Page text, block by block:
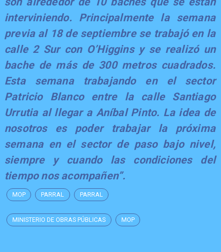
interviniendo. Principalmente la semana
previa al 18 de septiembre se trabajó en la
calle 2 Sur con O’Higgins y se realizó un
bache de más de 300 metros cuadrados.
Esta semana trabajando en el sector
Patricio Blanco entre la calle Santiago
Urrutia al llegar a Aníbal Pinto. La idea de
nosotros es poder trabajar la próxima
semana en el sector de paso bajo nivel,
siempre y cuando las condiciones del
tiempo nos acompañen”.
MOP PARRAL PARRAL
MINISTERIO DE OBRAS PÚBLICAS MOP